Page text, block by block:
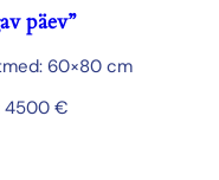
päev”
60×80 cm
4500 €